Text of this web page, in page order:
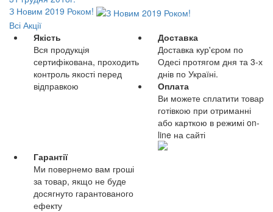
З Новим 2019 Роком!
Всі Акції
Якість
Вся продукція
сертифікована, проходить
контроль якості перед
відправкою
Доставка
Доставка кур'єром по
Одесі протягом дня та 3-х
днів по Україні.
Оплата
Ви можете сплатити товар
готівкою при отриманні
або карткою в режимі on-
line на сайті
Гарантії
Ми повернемо вам гроші
за товар, якщо не буде
досягнуто гарантованого
ефекту